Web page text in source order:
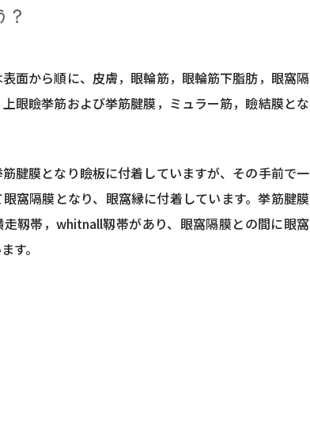
？
面から順に、皮膚，眼輪筋，眼輪筋下脂肪，眼窩隔
眼瞼挙筋および挙筋腱膜，ミュラー筋，瞼結膜とな
腱膜となり瞼板に付着していますが、その手前で一
窩隔膜となり、眼窩縁に付着しています。挙筋腱膜
走靱帯，whitnall靱帯があり、眼窩隔膜との間に眼窩
す。